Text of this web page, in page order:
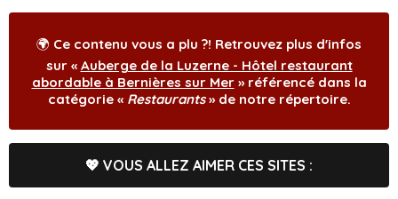
🌍 Ce contenu vous a plu ?! Retrouvez plus d'infos
sur « Auberge de la Luzerne - Hôtel restaurant
abordable à Bernières sur Mer» référencé dans la
catégorie « Restaurants» de notre répertoire.
💖 VOUS ALLEZ AIMER CES SITES :